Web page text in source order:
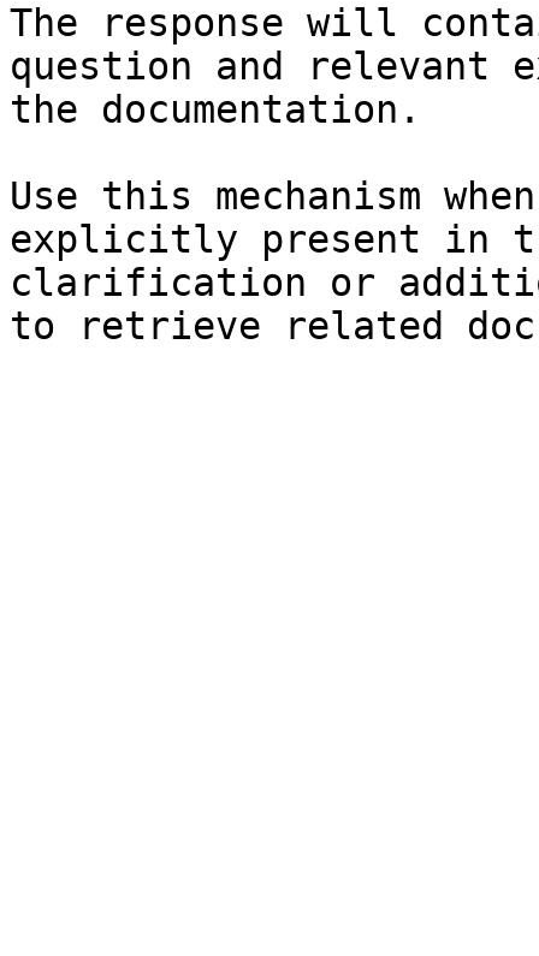
The response will
question and relevant
the documentation.
Use this mechanism
explicitly present in
clarification or